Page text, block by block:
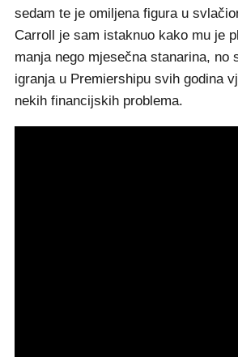
sedam te je omiljena figura u
Carroll je sam istaknuo kako mu je
manja nego mjesečna stanarina, no
igranja u Premiershipu svih godina
nekih financijskih problema.